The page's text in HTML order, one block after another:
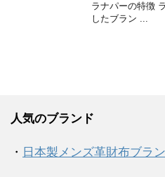
ラナパーの特徴
したブラン ...
人気のブランド
・ 日本製メンズ革財布ブラ